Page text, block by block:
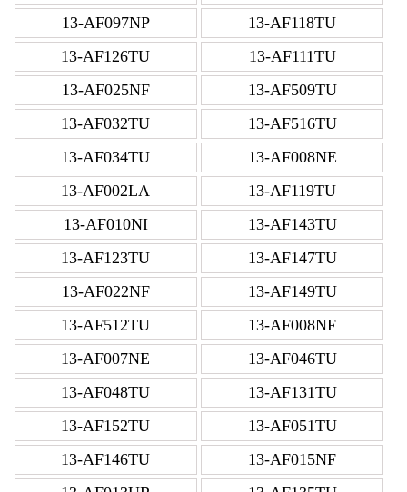
13-AF097NP
13-AF118TU
13-AF126TU
13-AF111TU
13-AF025NF
13-AF509TU
13-AF032TU
13-AF516TU
13-AF034TU
13-AF008NE
13-AF002LA
13-AF119TU
13-AF010NI
13-AF143TU
13-AF123TU
13-AF147TU
13-AF022NF
13-AF149TU
13-AF512TU
13-AF008NF
13-AF007NE
13-AF046TU
13-AF048TU
13-AF131TU
13-AF152TU
13-AF051TU
13-AF146TU
13-AF015NF